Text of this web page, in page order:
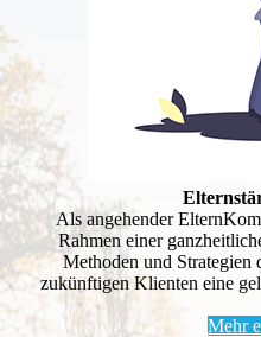
Als angehender
Rahmen einer
Methoden und Strategien
zukünftigen Klienten eine
Mehr